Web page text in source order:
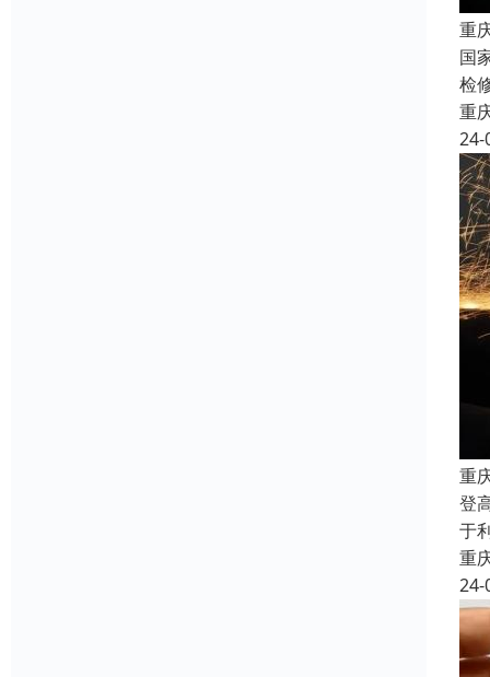
重
国
检
重
24-
重
登
于
重
24-